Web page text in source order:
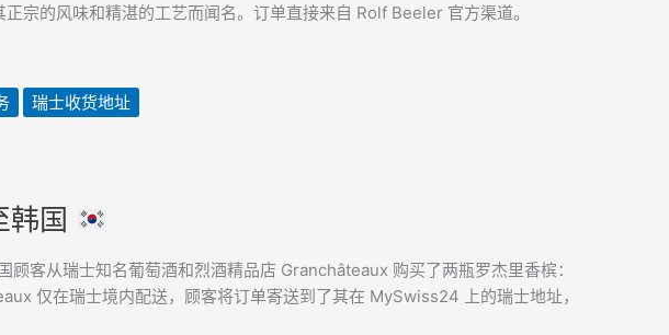
宗的风味和精湛的工艺而闻名。订单直接来自 Rolf Beeler 官方渠道。
瑞士收货地址
韩国
顾客从瑞士知名葡萄酒和烈酒精品店 Granchâteaux 购买了两瓶罗杰里香槟：
仅在瑞士境内配送，顾客将订单寄送到了其在 MySwiss24 上的瑞士地址，